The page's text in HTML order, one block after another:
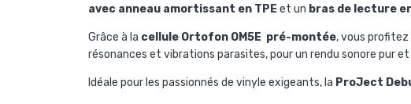
avec anneau amortissant en TPE et un bras de lecture
Grâce à la cellule Ortofon OM5E pré-montée, vous
résonances et vibrations parasites, pour un rendu sonore pur
Idéale pour les passionnés de vinyle exigeants, la ProJect